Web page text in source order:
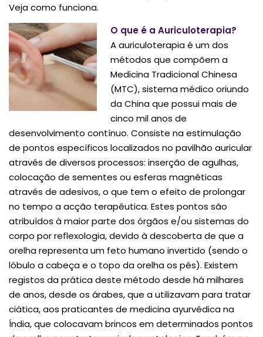
Veja como funciona.
O que é a Auriculoterapia?
A auriculoterapia é um dos
métodos que compõem a
Medicina Tradicional Chinesa
(MTC), sistema médico oriundo
da China que possui mais de
cinco mil anos de
desenvolvimento contínuo. Consiste na estimulação
de pontos específicos localizados no pavilhão auricular
através de diversos processos: inserção de agulhas,
colocação de sementes ou esferas magnéticas
através de adesivos, o que tem o efeito de prolongar
no tempo a acção terapêutica. Estes pontos são
atribuídos à maior parte dos órgãos e/ou sistemas do
corpo por reflexologia, devido à descoberta de que a
orelha representa um feto humano invertido (sendo o
lóbulo a cabeça e o topo da orelha os pés). Existem
registos da prática deste método desde há milhares
de anos, desde os árabes, que a utilizavam para tratar
ciática, aos praticantes de medicina ayurvédica na
Índia, que colocavam brincos em determinados pontos